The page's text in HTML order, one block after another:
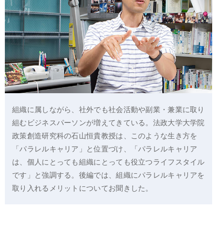
組織に属しながら、社外でも社会活動や副業・兼業に取り
組むビジネスパーソンが増えてきている。法政大学大学院
政策創造研究科の石山恒貴教授は、このような生き方を
「パラレルキャリア」と位置づけ、「パラレルキャリア
は、個人にとっても組織にとっても役立つライフスタイル
です」と強調する。後編では、組織にパラレルキャリアを
取り入れるメリットについてお聞きした。